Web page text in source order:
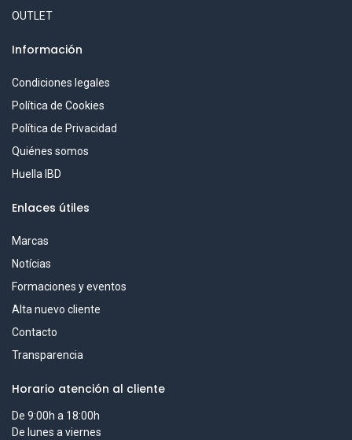
OUTLET
Información
Condiciones legales
Política de Cookies
Política de Privacidad
Quiénes somos
Huella IBD
Enlaces útiles
Marcas
Notícias
Formaciones y eventos
Alta nuevo cliente
Contacto
Transparencia
Horario atención al cliente
De 9:00h a 18:00h
De lunes a viernes